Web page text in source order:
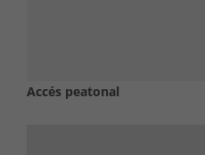
Accés peatonal